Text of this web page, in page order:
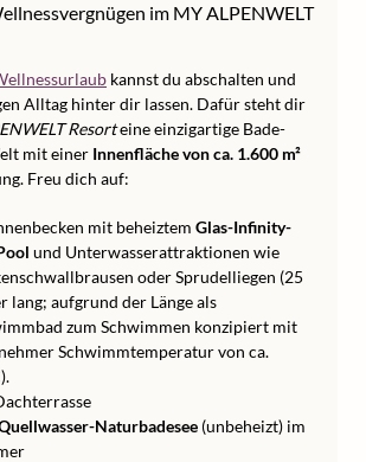
im MY ALPENWELT
kannst du abschalten und
Alltag hinter dir lassen. Dafür steht dir
Resorteine einzigartige Bade-
mit einer Innenfläche von ca. 1.600 m²
Freu dich auf:
mit beheiztem Glas-Infinity-
und Unterwasserattraktionen wie
oder Sprudelliegen (25
lang; aufgrund der Länge als
zum Schwimmen konzipiert mit
Schwimmtemperatur von ca.
Naturbadesee (unbeheizt) im